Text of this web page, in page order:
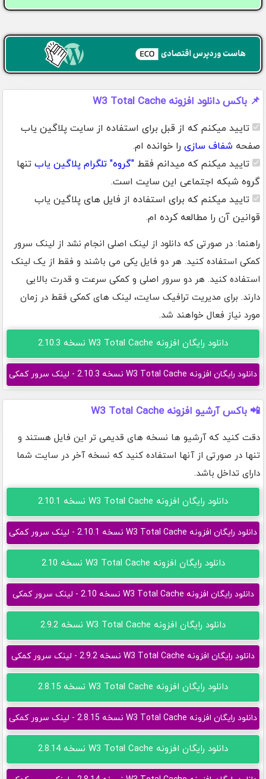
📌 باکس دانلود افزونه W3 Total Cache
تایید میکنم که از قبل برای استفاده از سایت پلاگین یاب
صفحه شفاف سازی را خوانده ام.
تایید میکنم که میدانم فقط "گروه" تلگرام پلاگین یاب تنها
گروه شبکه اجتماعی این سایت است.
تایید میکنم که برای استفاده از فایل های پلاگین یاب
قوانین آن را مطالعه کرده ام.
راهنما: در صورتی که دانلود از لینک اصلی انجام نشد از لینک سرور
کمکی استفاده کنید. هر دو فایل یکی می باشند و فقط از یک لینک
استفاده کنید. هر دو سرور اصلی و کمکی سرعت و قدرت بالایی
دارند. برای مدیریت ترافیک سایت، لینک های کمکی فقط در زمان
مورد نیاز فعال خواهند شد.
دانلود رایگان افزونه W3 Total Cache نسخه 2.10.3
دانلود رایگان افزونه W3 Total Cache نسخه 2.10.3 - لینک سرور کمکی
📲 باکس آرشیو افزونه W3 Total Cache
دقت کنید که آرشیو ها نسخه های قدیمی تر این فایل هستند و
تنها در صورتی از آنها استفاده کنید که نسخه آخر در سایت شما
دارای تداخل باشد.
دانلود رایگان افزونه W3 Total Cache نسخه 2.10.1
دانلود رایگان افزونه W3 Total Cache نسخه 2.10.1 - لینک سرور کمکی
دانلود رایگان افزونه W3 Total Cache نسخه 2.10
دانلود رایگان افزونه W3 Total Cache نسخه 2.10 - لینک سرور کمکی
دانلود رایگان افزونه W3 Total Cache نسخه 2.9.2
دانلود رایگان افزونه W3 Total Cache نسخه 2.9.2 - لینک سرور کمکی
دانلود رایگان افزونه W3 Total Cache نسخه 2.8.15
دانلود رایگان افزونه W3 Total Cache نسخه 2.8.15 - لینک سرور کمکی
دانلود رایگان افزونه W3 Total Cache نسخه 2.8.14